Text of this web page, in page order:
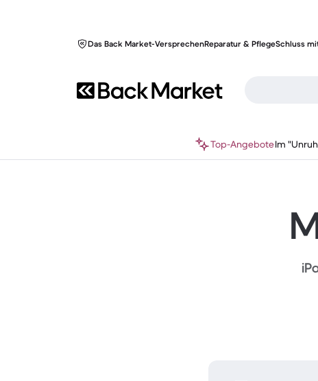
Das Back Market-VersprechenReparatur & PflegeSchluss
Top-AngeboteIm